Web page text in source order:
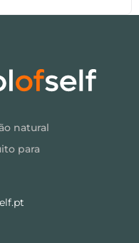
natural
para